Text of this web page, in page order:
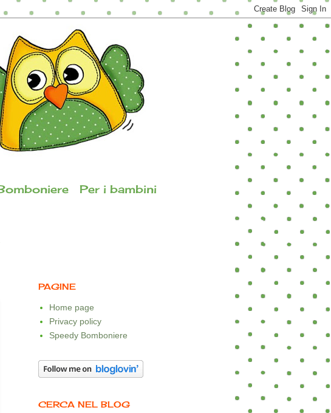
Per i bambini
PAGINE
Home page
Privacy policy
Speedy Bomboniere
CERCA NEL BLOG